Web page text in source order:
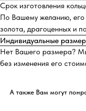
Срок изготовления
По Вашему желанию, его
золота, драгоценных и
Индивидуальные
Нет Вашего размера?
без изменения его
А также Вам могут